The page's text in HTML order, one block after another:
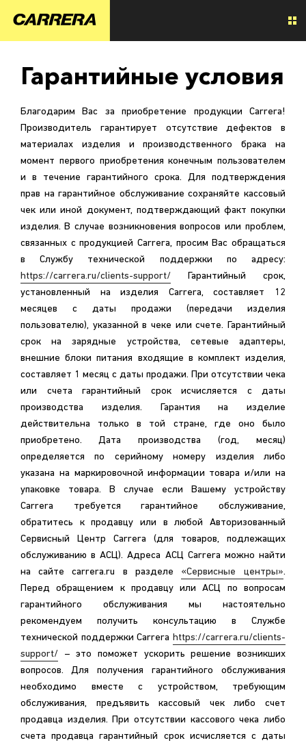
Гарантийные условия
Благодарим Вас за приобретение продукции Carrera!
Производитель гарантирует отсутствие дефектов в
материалах изделия и производственного брака на
момент первого приобретения конечным пользователем
и в течение гарантийного срока. Для подтверждения
прав на гарантийное обслуживание сохраняйте кассовый
чек или иной документ, подтверждающий факт покупки
изделия. В случае возникновения вопросов или проблем,
связанных с продукцией Carrera, просим Вас обращаться
в Службу технической поддержки по адресу:
https://carrera.ru/clients-support/
установленный на изделия Carrera, составляет 12
месяцев с даты продажи (передачи изделия
пользователю), указанной в чеке или счете. Гарантийный
срок на зарядные устройства, сетевые адаптеры,
внешние блоки питания входящие в комплект изделия,
составляет 1 месяц с даты продажи. При отсутствии чека
или счета гарантийный срок исчисляется с даты
производства изделия. Гарантия на изделие
действительна только в той стране, где оно было
приобретено. Дата производства (год, месяц)
определяется по серийному номеру изделия либо
указана на маркировочной информации товара и/или на
упаковке товара. В случае если Вашему устройству
Carrera требуется гарантийное обслуживание,
обратитесь к продавцу или в любой Авторизованный
Сервисный Центр Carrera (для товаров, подлежащих
обслуживанию в АСЦ). Адреса АСЦ Carrera можно найти
на сайте carrera.ru в разделе «Сервисные центры».
Перед обращением к продавцу или АСЦ по вопросам
гарантийного обслуживания мы настоятельно
рекомендуем получить консультацию в Службе
технической поддержки Carrera https://carrera.ru/clients-
support/ – это поможет ускорить решение возникших
вопросов. Для получения гарантийного обслуживания
необходимо вместе с устройством, требующим
обслуживания, предъявить кассовый чек либо счет
продавца изделия. При отсутствии кассового чека либо
счета продавца гарантийный срок исчисляется с даты